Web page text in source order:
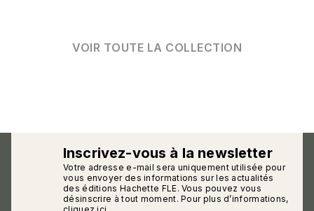
VOIR TOUTE LA COLLECTION
Inscrivez-vous à la newsletter
Votre adresse e-mail sera uniquement utilisée pour
vous envoyer des informations sur les actualités
des éditions Hachette FLE. Vous pouvez vous
désinscrire à tout moment. Pour plus d’informations,